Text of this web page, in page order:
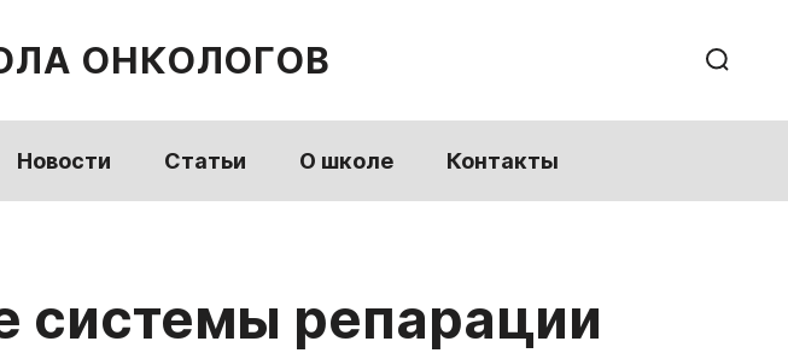
ОНКОЛОГОВ
Новости Статьи О школе Контакты
системы репарации